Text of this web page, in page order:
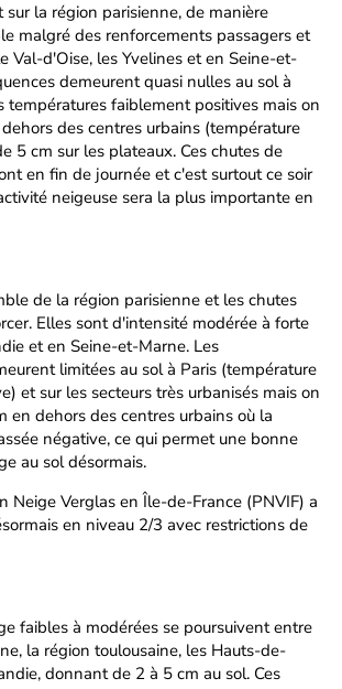
la région parisienne, de manière
malgré des renforcements passagers et
Val-d'Oise, les Yvelines et en Seine-et-
demeurent quasi nulles au sol à
températures faiblement positives mais on
des centres urbains (température
5 cm sur les plateaux. Ces chutes de
en fin de journée et c'est surtout ce soir
neigeuse sera la plus importante en
de la région parisienne et les chutes
Elles sont d'intensité modérée à forte
et en Seine-et-Marne. Les
limitées au sol à Paris (température
et sur les secteurs très urbanisés mais on
en dehors des centres urbains où la
négative, ce qui permet une bonne
au sol désormais.
Neige Verglas en Île-de-France (PNVIF) a
en niveau 2/3 avec restrictions de
faibles à modérées se poursuivent entre
la région toulousaine, les Hauts-de-
donnant de 2 à 5 cm au sol. Ces